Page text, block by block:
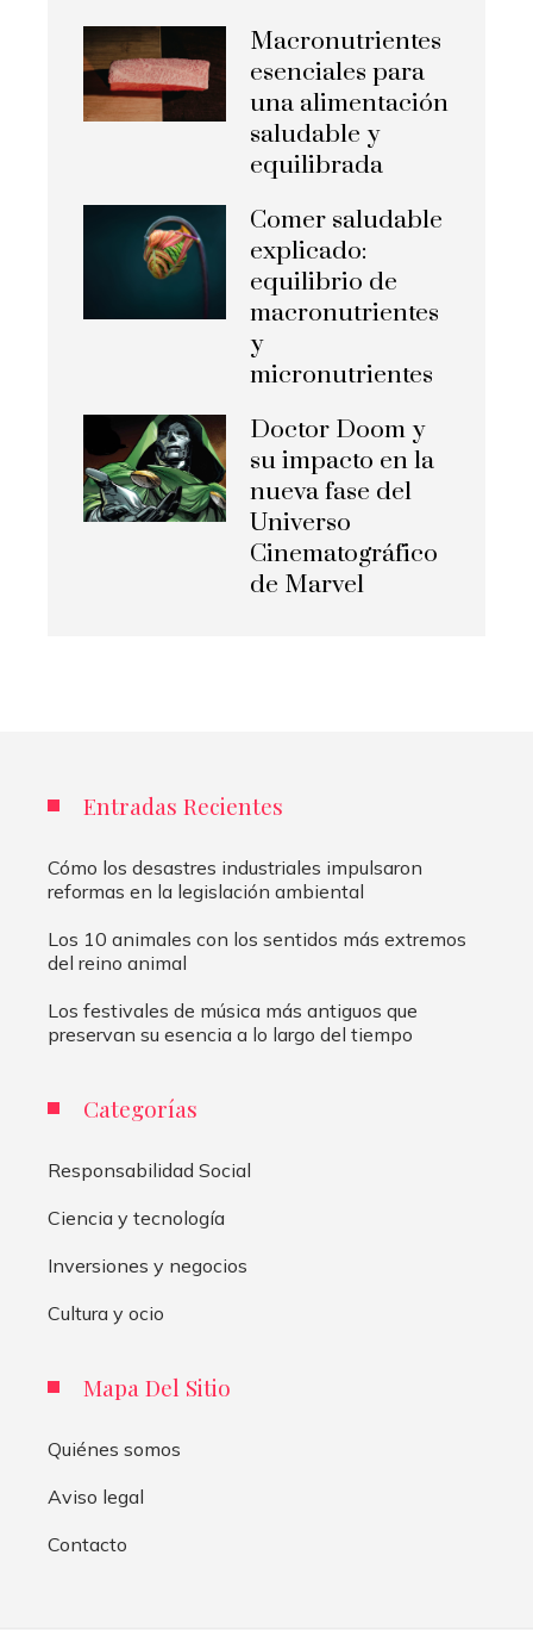
Macronutrientes
esenciales para
una alimentación
saludable y
equilibrada
Comer saludable
explicado:
equilibrio de
macronutrientes
y
micronutrientes
Doctor Doom y
su impacto en la
nueva fase del
Universo
Cinematográfico
de Marvel
Entradas Recientes
Cómo los desastres industriales impulsaron
reformas en la legislación ambiental
Los 10 animales con los sentidos más extremos
del reino animal
Los festivales de música más antiguos que
preservan su esencia a lo largo del tiempo
Categorías
Responsabilidad Social
Ciencia y tecnología
Inversiones y negocios
Cultura y ocio
Mapa Del Sitio
Quiénes somos
Aviso legal
Contacto